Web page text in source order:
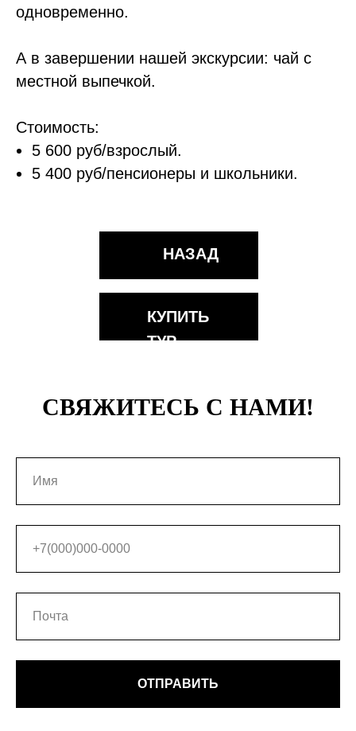
одновременно.
А в завершении нашей экскурсии: чай с
местной выпечкой.
Стоимость:
5 600 руб/взрослый.
5 400 руб/пенсионеры и школьники.
НАЗАД
КУПИТЬ
ТУР
СВЯЖИТЕСЬ С НАМИ!
ОТПРАВИТЬ